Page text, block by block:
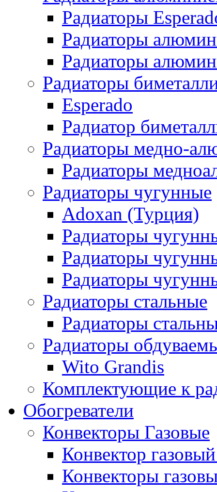
Радиаторы
Радиаторы
Радиаторы
Радиаторы
Esperado
Радиатор
Радиаторы медно-
Радиаторы
Радиаторы чугунные
Adoxan (Турция)
Радиаторы
Радиаторы
Радиаторы
Радиаторы стальные
Радиаторы
Радиаторы
Wito Grandis
Комплектующие к
Обогреватели
Конвекторы Газовые
Конвектор
Конвекторы